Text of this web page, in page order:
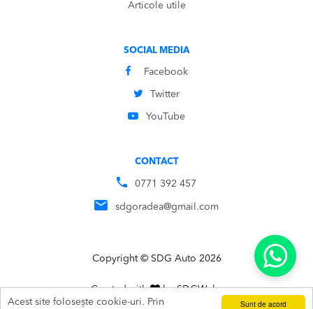
Sunt de acord
Acest site folosește cookie-uri. Prin
Articole utile
SOCIAL MEDIA
Facebook
Twitter
YouTube
CONTACT
0771 392 457
sdgoradea@gmail.com
Copyright © SDG Auto 2026
Created with bySDGWebs